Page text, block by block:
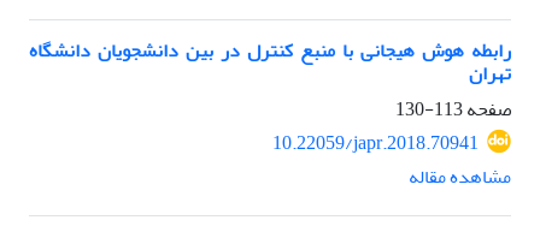
رابطه هوش هیجانی با منبع کنترل در بین دانشجویان دانشگاه
تهران
صفحه113-130
10.22059/japr.2018.70941
مشاهده مقاله